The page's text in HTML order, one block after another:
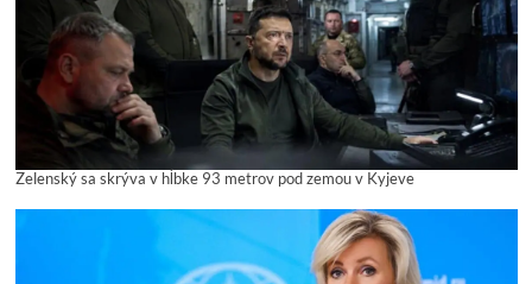
Zelenský sa skrýva v hĺbke 93 metrov pod zemou v Kyjeve